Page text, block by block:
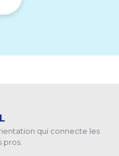
qui connecte les
pros.